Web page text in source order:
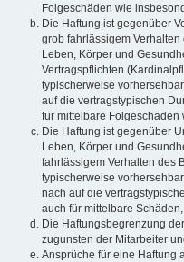
Folgeschäden wie
Die Haftung ist gegenüber
grob fahrlässigem
Leben, Körper und
Vertragspflichten
typischerweise
auf die vertragstypischen
für mittelbare Folgeschäden
Die Haftung ist gegenüber
Leben, Körper und
fahrlässigem Verhalten des
typischerweise
nach auf die
auch für mittelbare
Die Haftungsbegrenzung
zugunsten der Mitarbeiter
Ansprüche für eine Haftung